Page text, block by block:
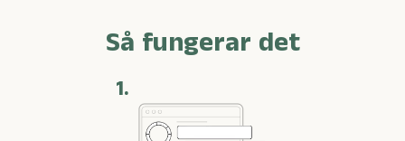
Så fungerar det
1.